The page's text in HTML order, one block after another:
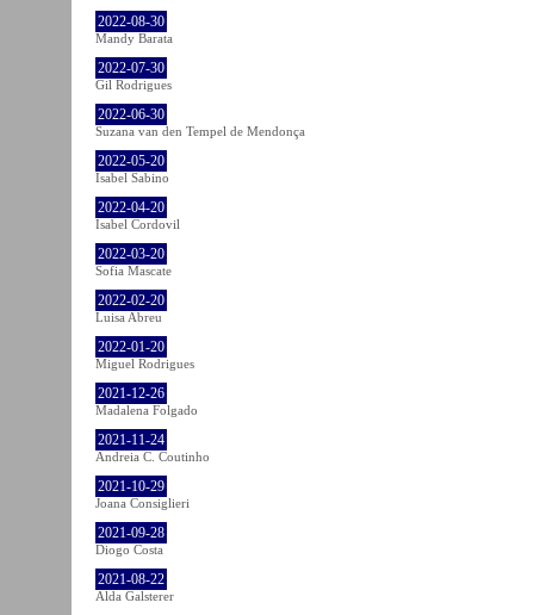
2022-08-30
Mandy Barata
2022-07-30
Gil Rodrigues
2022-06-30
Suzana van den Tempel de Mendonça
2022-05-20
Isabel Sabino
2022-04-20
Isabel Cordovil
2022-03-20
Sofia Mascate
2022-02-20
Luisa Abreu
2022-01-20
Miguel Rodrigues
2021-12-26
Madalena Folgado
2021-11-24
Andreia C. Coutinho
2021-10-29
Joana Consiglieri
2021-09-28
Diogo Costa
2021-08-22
Alda Galsterer